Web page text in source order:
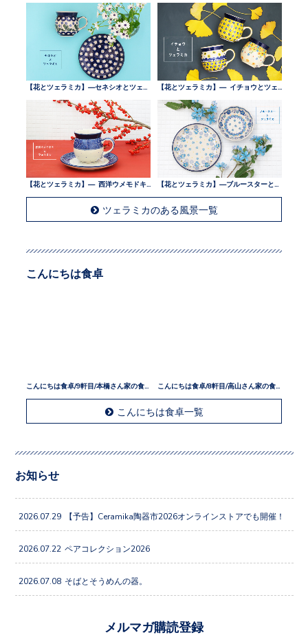
ツェラミカのある風景一覧
こんにちは食卓
こんにちは食卓/9軒目/本橋さん家の食卓
こんにちは食卓一覧
お知らせ
2026.07.29 【予告】Ceramika陶器市2026オンラインストアでも開催！
2026.07.22 ペアコレクション2026
2026.07.08 そばとそうめんの器。
メルマガ購読登録